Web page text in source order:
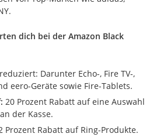
dich bei der Amazon Black
Darunter Echo-, Fire TV-,
eero-Geräte sowie Fire-Tablets.
20 Prozent Rabatt auf eine Auswahl
der Kasse.
Prozent Rabatt auf Ring-Produkte.